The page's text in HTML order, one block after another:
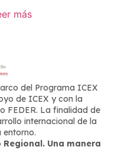
más
del Programa ICEX
de ICEX y con la
FEDER. La finalidad de
internacional de la
entorno.
Una manera